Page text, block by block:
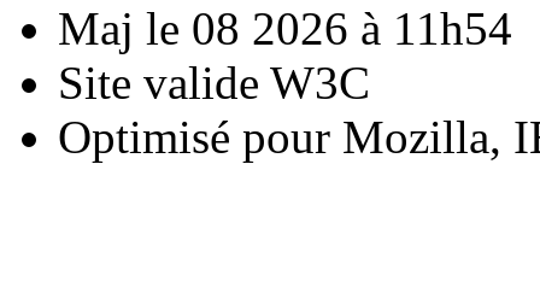
Maj le 08 2026 à 11h54
Site valide W3C
Optimisé pour Mozilla,